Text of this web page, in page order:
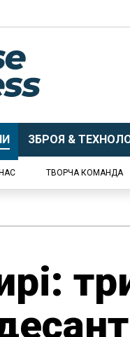
ЗБРОЯ &
ТВОРЧА КОМАНДА